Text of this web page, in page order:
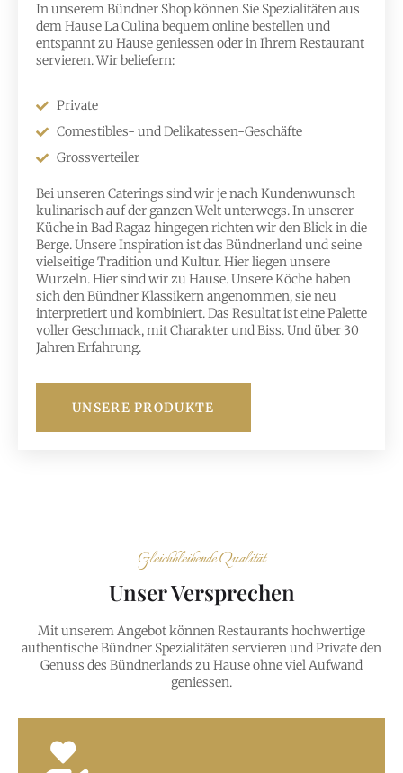
In unserem Bündner Shop können Sie Spezialitäten aus
dem Hause La Culina bequem online bestellen und
entspannt zu Hause geniessen oder in Ihrem Restaurant
servieren. Wir beliefern:
Private
Comestibles- und Delikatessen-Geschäfte
Grossverteiler
Bei unseren Caterings sind wir je nach Kundenwunsch
kulinarisch auf der ganzen Welt unterwegs. In unserer
Küche in Bad Ragaz hingegen richten wir den Blick in die
Berge. Unsere Inspiration ist das Bündnerland und seine
vielseitige Tradition und Kultur. Hier liegen unsere
Wurzeln. Hier sind wir zu Hause. Unsere Köche haben
sich den Bündner Klassikern angenommen, sie neu
interpretiert und kombiniert. Das Resultat ist eine Palette
voller Geschmack, mit Charakter und Biss. Und über 30
Jahren Erfahrung.
UNSERE PRODUKTE
Gleichbleibende Qualität
Unser Versprechen
Mit unserem Angebot können Restaurants hochwertige
authentische Bündner Spezialitäten servieren und Private den
Genuss des Bündnerlands zu Hause ohne viel Aufwand
geniessen.